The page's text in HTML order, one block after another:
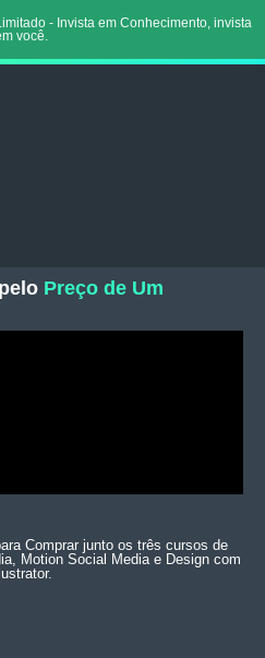
- Invista em Conhecimento, invista
você.
Preço de Um
Comprar junto os três cursos de
Motion Social Media e Design com